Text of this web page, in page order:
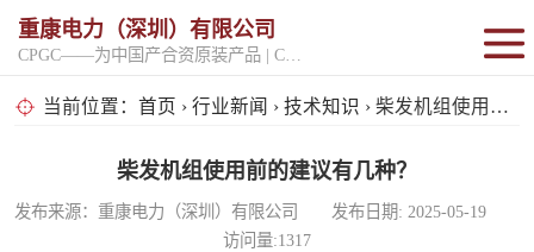
重康电力（深圳）有限公司
当前位置： 首页 › 行业新闻 › 技术知识 › 柴发机组使用前的建议有几种？
柴发机组使用前的建议有几种？
发布来源：重康电力（深圳）有限公司 发布日期: 2025-05-19
访问量:1317
固定开架式
移动电站